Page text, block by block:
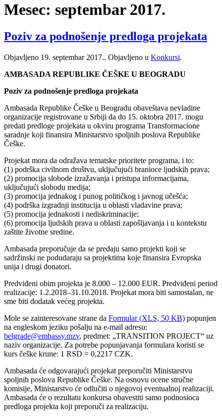
Mesec: septembar 2017.
Poziv za podnošenje predloga projekata
Objavljeno 19. septembar 2017.. Objavljeno u Konkursi.
AMBASADA REPUBLIKE ČEŠKE U BEOGRADU
Poziv za podnošenje predloga projekata
Ambasada Republike Češke u Beogradu obaveštava nevladine
organizacije registrovane u Srbiji da do 15. oktobra 2017. mogu
predati predloge projekata u okviru programa Transformacione
saradnje koji finansira Ministarstvo spoljnih poslova Republike
Češke.
Projekat mora da odražava tematske prioritete programa, i to:
(1) podrška civilnom društvu, uključujući branioce ljudskih prava;
(2) promocija slobode izražavanja i pristupa informacijama,
uključujući slobodu medija;
(3) promocija jednakog i punog političkog i javnog učešća;
(4) podrška izgradnji institucija u oblasti vladavine prava;
(5) promocija jednakosti i nediskriminacije;
(6) promocija ljudskih prava u oblasti zapošljavanja i u kontekstu
zaštite životne sredine.
Ambasada preporučuje da se predaju samo projekti koji se
sadržinski ne podudaraju sa projektima koje finansira Evropska
unija i drugi donatori.
Predviđeni obim projekta je 8.000 – 12.000 EUR. Predviđeni period
realizacije: 1.2.2018–31.10.2018. Projekat mora biti samostalan, ne
sme biti dodatak većeg projekta.
Mole se zainteresovane strane da Formular (XLS, 50 KB) popunjen
na engleskom jeziku pošalju na e-mail adresu:
belgrade@embassy.mzv, predmet: „TRANSITION PROJECT“ uz
naziv organizacije. Za potrebe popunjavanja formulara koristi se
kurs češke krune: 1 RSD = 0,2217 CZK.
Ambasada će odgovarajući projekat preporučiti Ministarstvu
spoljnih poslova Republike Češke. Na osnovu ocene stručne
komisije, Ministarstvo će odlučiti o njegovoj eventualnoj realizaciji.
Ambasada će o rezultatu konkursa obavestiti samo podnosioca
predloga projekta koji preporuči za realizaciju.